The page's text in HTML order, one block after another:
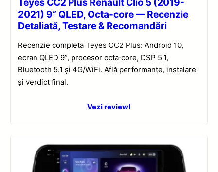
Teyes CC2 Plus Renault Clio 5 (2019-
2021) 9” QLED, Octa-core — Recenzie
Detaliată, Testare & Recomandări
Recenzie completă Teyes CC2 Plus: Android 10,
ecran QLED 9”, procesor octa‑core, DSP 5.1,
Bluetooth 5.1 și 4G/WiFi. Află performanțe, instalare
și verdict final.
Vezi review!